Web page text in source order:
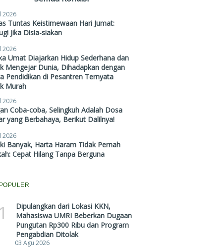
2026
Tuntas Keistimewaan Hari Jumat:
Jika Disia-siakan
2026
Umat Diajarkan Hidup Sederhana dan
Mengejar Dunia, Dihadapkan dengan
Pendidikan di Pesantren Ternyata
Murah
2026
Coba-coba, Selingkuh Adalah Dosa
yang Berbahaya, Berikut Dalilnya!
2026
Banyak, Harta Haram Tidak Pernah
Cepat Hilang Tanpa Berguna
Dipulangkan dari Lokasi KKN,
Mahasiswa UMRI Beberkan Dugaan
Pungutan Rp300 Ribu dan Program
Pengabdian Ditolak
03 Agu 2026